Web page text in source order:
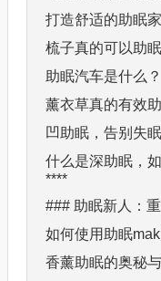
打造舒适的助眠
梳子真的可以助
助眠汽车是什么？
薰衣草真的有效
凹助眠，告别失
什么是深助眠，
****
### 助眠新人：
如何使用助眠
香薰助眠的奥秘